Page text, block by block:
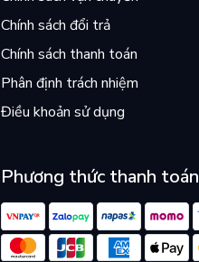
Chính sách đổi trả
Chính sách thanh toán
Phân định trách nhiệm
Điều khoản sử dụng
Phương thức thanh toán